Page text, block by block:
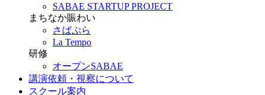
SABAE STARTUP PROJECT
まちなか賑わい
さばぷら
La Tempo
研修
オープンSABAE
講演依頼・視察について
スクール案内